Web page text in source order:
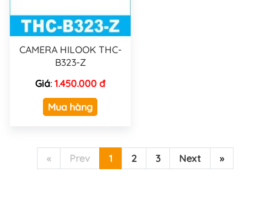
CAMERA HILOOK THC-
B323-Z
Giá: 1.450.000 đ
Mua hàng
« Prev 1 2 3 Next »